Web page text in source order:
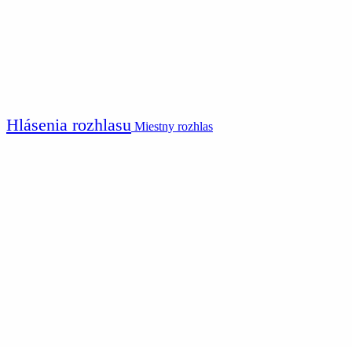
Hlásenia rozhlasu Miestny rozhlas